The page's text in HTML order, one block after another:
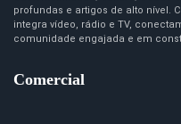
profundas e artigos de alto nível.
integra vídeo, rádio e TV,
comunidade engajada e em
Comercial